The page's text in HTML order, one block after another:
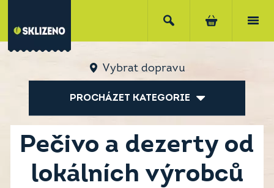
Vybrat dopravu
PROCHÁZET KATEGORIE
Pečivo a dezerty od
lokálních výrobců